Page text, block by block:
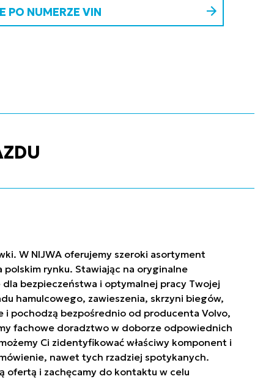
PO NUMERZE VIN
W NIJWA oferujemy szeroki asortyment
rynku. Stawiając na oryginalne
bezpieczeństwa i optymalnej pracy Twojej
hamulcowego, zawieszenia, skrzyni biegów,
i pochodzą bezpośrednio od producenta Volvo,
fachowe doradztwo w doborze odpowiednich
Ci zidentyfikować właściwy komponent i
nawet tych rzadziej spotykanych.
ofertą i zachęcamy do kontaktu w celu